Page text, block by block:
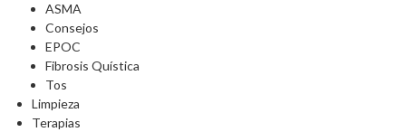
ASMA
Consejos
EPOC
Fibrosis Quística
Tos
Limpieza
Terapias